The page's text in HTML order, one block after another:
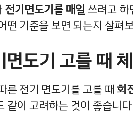
전기면도기를 매일쓰려고 하
떤 기준을 보면 되는지 살펴
면도기 고를 때
른 전기 면도기를 고를 때회
같이 고려하는 것이 좋습니